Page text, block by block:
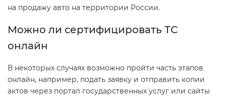
на продажу авто на территории России.
Можно ли сертифицировать ТС
онлайн
В некоторых случаях возможно пройти часть этапов
онлайн, например, подать заявку и отправить копии
актов через портал государственных услуг или сайты